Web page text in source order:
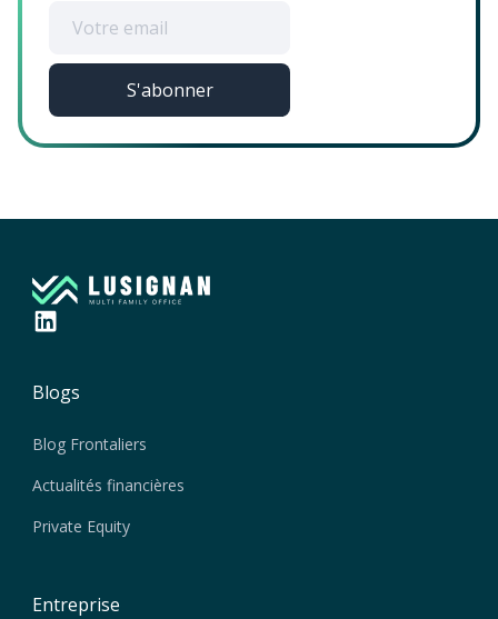
Blogs
Blog Frontaliers
Actualités financières
Private Equity
Entreprise